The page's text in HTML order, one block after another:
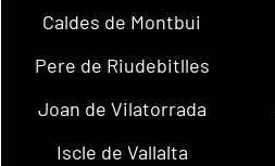
Caldes de Montbui
Pere de Riudebitlles
Joan de Vilatorrada
Iscle de Vallalta